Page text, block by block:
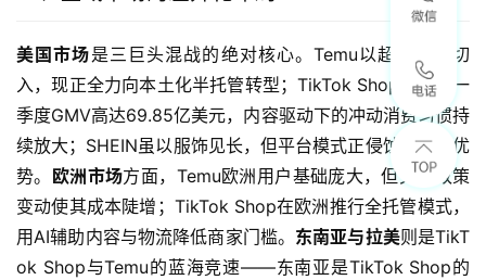
美国市场是三巨头混战的绝对核心。Temu以超低价格切
入，现正全力向本土化半托管转型；TikTok Shop美国站一
季度GMV高达69.85亿美元，内容驱动下的冲动消费习惯持
续放大；SHEIN虽以服饰见长，但平台模式正侵蚀其传统优
势。 欧洲市场方面，Temu欧洲用户基础庞大，但关税政策
变动使其成本陡增；TikTok Shop在欧洲推行全托管模式，
用AI辅助内容与物流降低商家门槛。 东南亚与拉美则是TikT
ok Shop与Temu的蓝海竞速——东南亚是TikTok Shop的